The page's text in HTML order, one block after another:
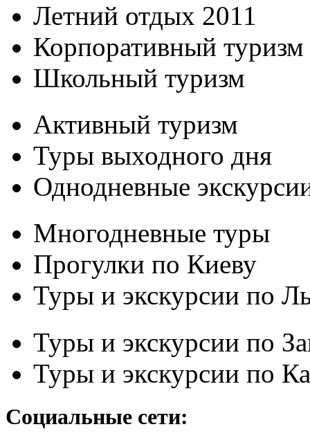
Летний отдых 2011
Корпоративный туризм
Школьный туризм
Активный туризм
Туры выходного дня
Однодневные
Многодневные туры
Прогулки по Киеву
Туры и экскурсии по
Туры и экскурсии по
Туры и экскурсии по
Социальные сети: